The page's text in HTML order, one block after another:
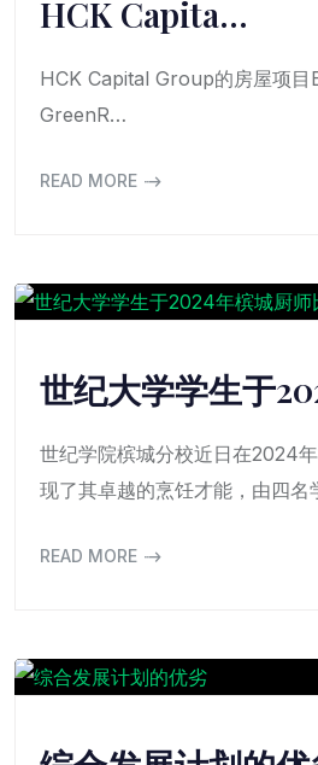
HCK Capita…
HCK Capital Group的房屋项
GreenR…
READ MORE
世纪大学学生于
世纪学院槟城分校近日在2024
现了其卓越的烹饪才能，由四
READ MORE